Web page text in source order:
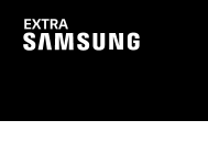
Vzhledem k aktuální situaci
zpozdit.